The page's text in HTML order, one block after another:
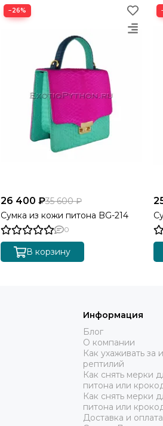
−26%
26 400 ₽35 600 ₽
Сумка из кожи питона BG-214
0
В корзину
Информация
Блог
О компании
Как ухаживать за
рептилий
Как снять мерки
питона или
Как снять мерки
питона или
Доставка и оплата